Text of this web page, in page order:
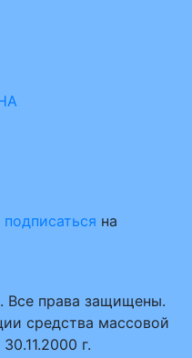
подписаться на
права защищены.
средства массовой
г.